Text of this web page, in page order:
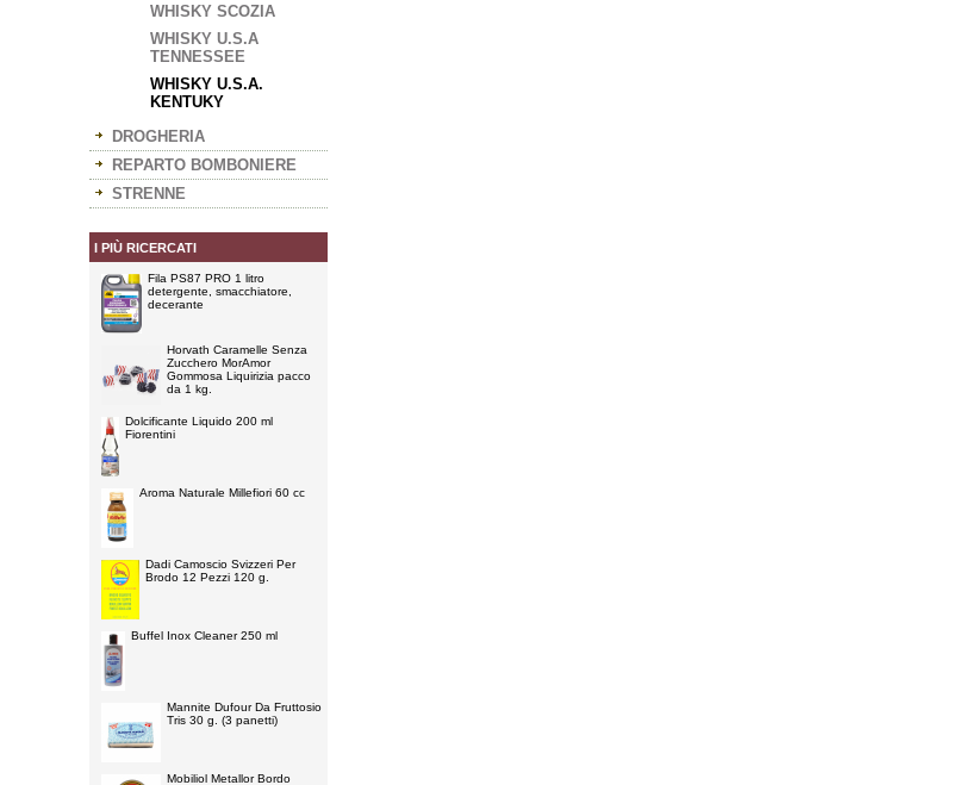
WHISKY SCOZIA
WHISKY U.S.A
TENNESSEE
WHISKY U.S.A.
KENTUKY
DROGHERIA
REPARTO BOMBONIERE
STRENNE
I PIÙ RICERCATI
Fila PS87 PRO 1 litro
detergente, smacchiatore,
decerante
Horvath Caramelle Senza
Zucchero MorAmor
Gommosa Liquirizia pacco
da 1 kg.
Dolcificante Liquido 200 ml
Fiorentini
Aroma Naturale Millefiori 60 cc
Dadi Camoscio Svizzeri Per
Brodo 12 Pezzi 120 g.
Buffel Inox Cleaner 250 ml
Mannite Dufour Da Fruttosio
Tris 30 g. (3 panetti)
Mobiliol Metallor Bordo